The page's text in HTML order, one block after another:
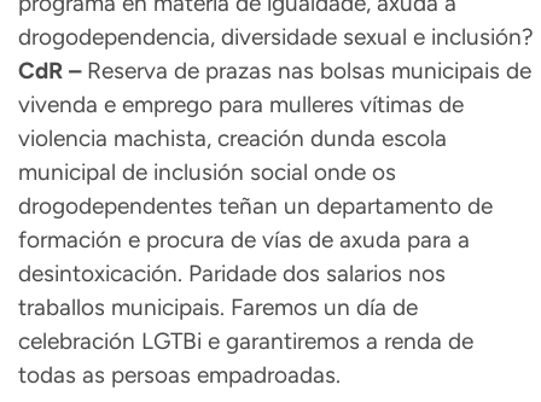
drogodependencia, diversidade sexual e inclusión?
CdR –Reserva de prazas nas bolsas municipais de
vivenda e emprego para mulleres vítimas de
violencia machista, creación dunda escola
municipal de inclusión social onde os
drogodependentes teñan un departamento de
formación e procura de vías de axuda para a
desintoxicación. Paridade dos salarios nos
traballos municipais. Faremos un día de
celebración LGTBi e garantiremos a renda de
todas as persoas empadroadas.